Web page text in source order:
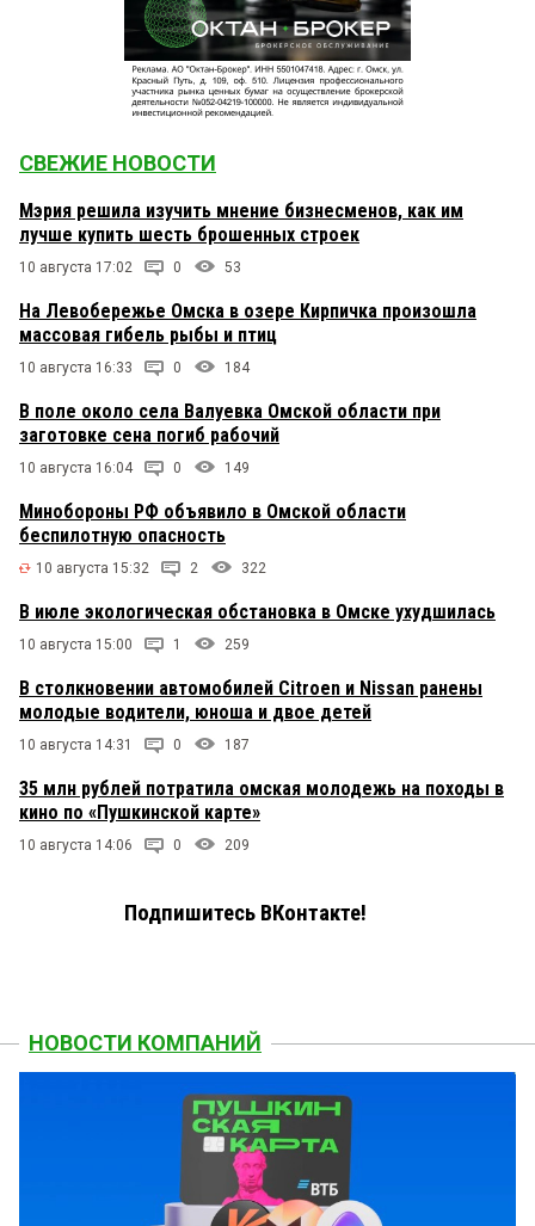
СВЕЖИЕ НОВОСТИ
Мэрия решила изучить мнение бизнесменов, как им
лучше купить шесть брошенных строек
10 августа 17:02 0 53
На Левобережье Омска в озере Кирпичка произошла
массовая гибель рыбы и птиц
10 августа 16:33 0 184
В поле около села Валуевка Омской области при
заготовке сена погиб рабочий
10 августа 16:04 0 149
Минобороны РФ объявило в Омской области
беспилотную опасность
10 августа 15:32 2 322
В июле экологическая обстановка в Омске ухудшилась
10 августа 15:00 1 259
В столкновении автомобилей Citroen и Nissan ранены
молодые водители, юноша и двое детей
10 августа 14:31 0 187
35 млн рублей потратила омская молодежь на походы в
кино по «Пушкинской карте»
10 августа 14:06 0 209
Подпишитесь ВКонтакте!
НОВОСТИ КОМПАНИЙ